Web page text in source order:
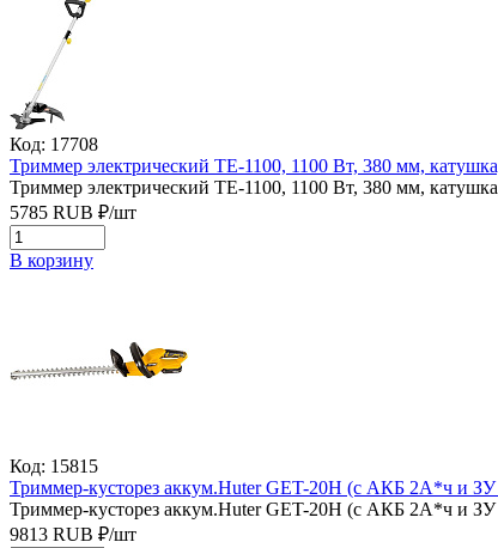
Код: 17708
Триммер электрический TE-1100, 1100 Вт, 380 мм,
Триммер электрический TE-1100, 1100 Вт, 380 мм,
5785 RUB ₽/шт
В корзину
Код: 15815
Триммер-кусторез аккум.Huter GET-20H (с АКБ 2А*ч и ЗУ
Триммер-кусторез аккум.Huter GET-20H (с АКБ 2А*ч и ЗУ
9813 RUB ₽/шт